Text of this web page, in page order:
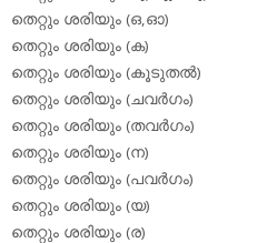
തെറ്റും ശരിയും (ഒ,ഓ)
തെറ്റും ശരിയും (ക)
തെറ്റും ശരിയും (കൂടുതല്‍)
തെറ്റും ശരിയും (ചവര്‍ഗം)
തെറ്റും ശരിയും (തവര്‍ഗം)
തെറ്റും ശരിയും (ന)
തെറ്റും ശരിയും (പവര്‍ഗം)
തെറ്റും ശരിയും (യ)
തെറ്റും ശരിയും (ര)